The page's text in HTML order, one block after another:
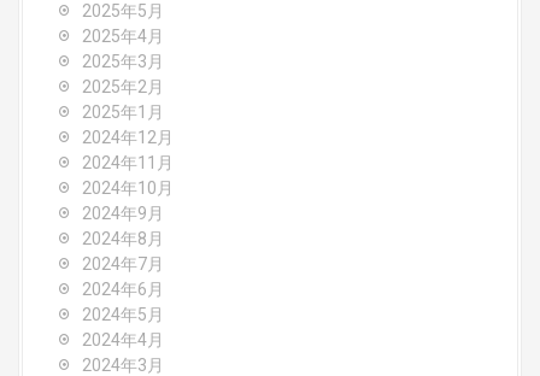
2025年5月
2025年4月
2025年3月
2025年2月
2025年1月
2024年12月
2024年11月
2024年10月
2024年9月
2024年8月
2024年7月
2024年6月
2024年5月
2024年4月
2024年3月